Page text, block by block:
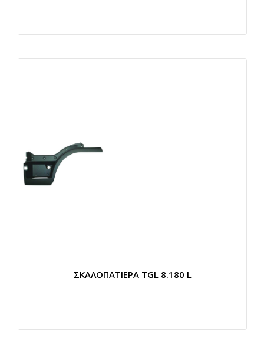
ΣΚΑΛΟΠΑΤΙΕΡΑ TGL 8.180 L